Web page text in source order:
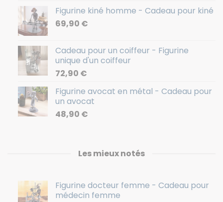
Figurine kiné homme - Cadeau pour kiné
69,90 €
Cadeau pour un coiffeur - Figurine
unique d'un coiffeur
72,90 €
Figurine avocat en métal - Cadeau pour
un avocat
48,90 €
Les mieux notés
Figurine docteur femme - Cadeau pour
médecin femme